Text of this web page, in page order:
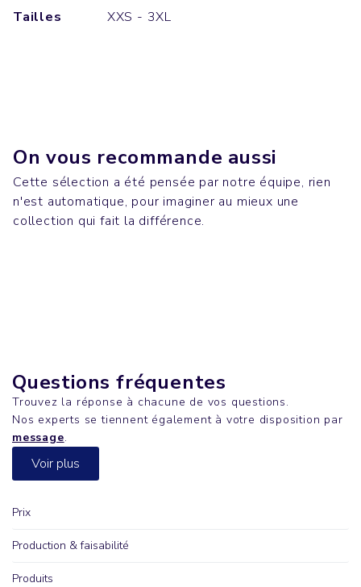
Tailles
XXS - 3XL
On vous recommande aussi
Cette sélection a été pensée par notre équipe, rien
n'est automatique, pour imaginer au mieux une
collection qui fait la différence.
Bureau
MOBB DEEP
Casquettes & Bobs
Sweatshirts
Questions fréquentes
Trouvez la réponse à chacune de vos questions.
Nos experts se tiennent également à votre disposition par
message.
Voir plus
Prix
Production & faisabilité
Produits